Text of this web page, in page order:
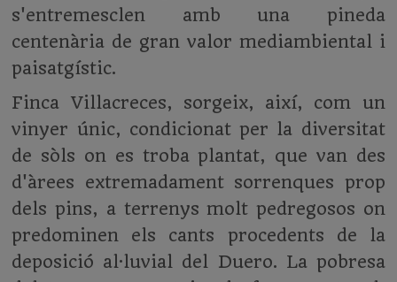
s'entremesclen amb una pineda
centenària de gran valor mediambiental i
paisatgístic.
Finca Villacreces, sorgeix, així, com un
vinyer únic, condicionat per la diversitat
de sòls on es troba plantat, que van des
d'àrees extremadament sorrenques prop
dels pins, a terrenys molt pedregosos on
predominen els cants procedents de la
deposició al·luvial del Duero. La pobresa